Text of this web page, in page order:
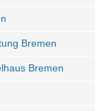
Bremen
Bremen